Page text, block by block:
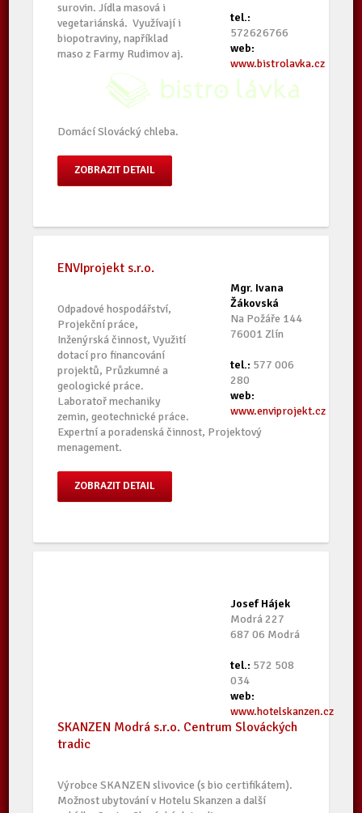
tel.:
572626766
web:
www.bistrolavka.cz
surovin. Jídla masová i
vegetariánská. Využívají i
biopotraviny, například
maso z Farmy Rudimov aj.
Domácí Slovácký chleba.
ZOBRAZIT DETAIL
Mgr. Ivana
Žákovská
Na Požáře 144
76001 Zlín
tel.: 577 006
280
web:
www.enviprojekt.cz
ENVIprojekt s.r.o.
Odpadové hospodářství,
Projekční práce,
Inženýrská činnost, Využití
dotací pro financování
projektů, Průzkumné a
geologické práce.
Laboratoř mechaniky
zemin, geotechnické práce.
Expertní a poradenská činnost, Projektový
menagement.
ZOBRAZIT DETAIL
Josef Hájek
Modrá 227
687 06 Modrá
tel.: 572 508
034
web:
www.hotelskanzen.cz
SKANZEN Modrá s.r.o. Centrum Slováckých
tradic
Výrobce SKANZEN slivovice (s bio certifikátem).
Možnost ubytování v Hotelu Skanzen a další